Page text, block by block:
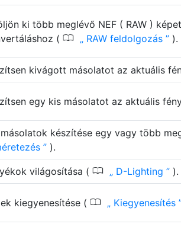
ki több meglévő NEF ( RAW )
( 0 RAW feldolgozás ).
kivágott másolatot az aktuális
egy kis másolatot az aktuális
készítése egy vagy több
).
világosítása ( 0 D-Lighting ).
kiegyenesítése ( 0 Kiegyenesítés